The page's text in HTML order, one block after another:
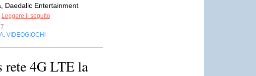
Daedalic Entertainment
Leggere il seguito
VIDEOGIOCHI
rete 4G LTE la